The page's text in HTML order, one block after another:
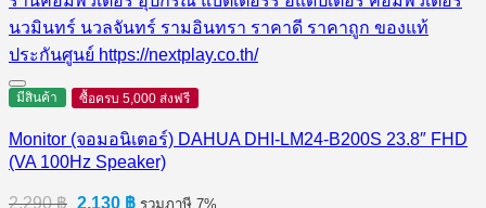
มีสินค้า ซื้อครบ 5,000 ส่งฟรี
Monitor (จอมอนิเตอร์) DAHUA DHI-LM24-B200S 23.8″ FHD
(VA 100Hz Speaker)
2,290฿ Original
2,130 ฿Current
รวมภาษี 7%